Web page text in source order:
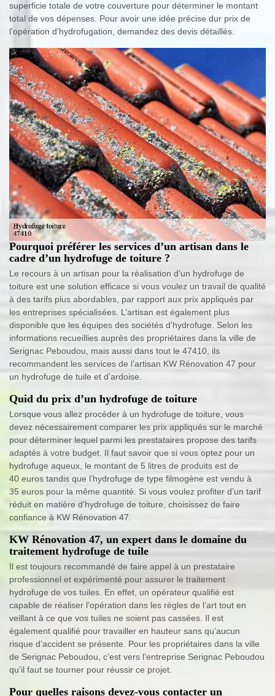
superficie totale de votre couverture pour déterminer le montant
total de vos dépenses. Pour avoir une idée précise dur prix de
l’opération d’hydrofugation, demandez des devis détaillés.
Pourquoi préférer les services d’un artisan dans le
cadre d’un hydrofuge de toiture ?
Le recours à un artisan pour la réalisation d’un hydrofuge de
toiture est une solution efficace si vous voulez un travail de qualité
à des tarifs plus abordables, par rapport aux prix appliqués par
les entreprises spécialisées. L’artisan est également plus
disponible que les équipes des sociétés d’hydrofuge. Selon les
informations recueillies auprès des propriétaires dans la ville de
Serignac Peboudou, mais aussi dans tout le 47410, ils
recommandent les services de l’artisan KW Rénovation 47 pour
un hydrofuge de tuile et d’ardoise.
Quid du prix d’un hydrofuge de toiture
Lorsque vous allez procéder à un hydrofuge de toiture, vous
devez nécessairement comparer les prix appliqués sur le marché
pour déterminer lequel parmi les prestataires propose des tarifs
adaptés à votre budget. Il faut savoir que si vous optez pour un
hydrofuge aqueux, le montant de 5 litres de produits est de
40 euros tandis que l’hydrofuge de type filmogène est vendu à
35 euros pour la même quantité. Si vous voulez profiter d’un tarif
réduit en matière d’hydrofuge de toiture, choisissez de faire
confiance à KW Rénovation 47.
KW Rénovation 47, un expert dans le domaine du
traitement hydrofuge de tuile
Il est toujours recommandé de faire appel à un prestataire
professionnel et expérimenté pour assurer le traitement
hydrofuge de vos tuiles. En effet, un opérateur qualifié est
capable de réaliser l’opération dans les règles de l’art tout en
veillant à ce que vos tuiles ne soient pas cassées. Il est
également qualifié pour travailler en hauteur sans qu’aucun
risque d’accident se présente. Pour les propriétaires dans la ville
de Serignac Peboudou, c’est vers l’entreprise Serignac Peboudou
qu’il faut se tourner pour réussir ce projet.
Pour quelles raisons devez-vous contacter un